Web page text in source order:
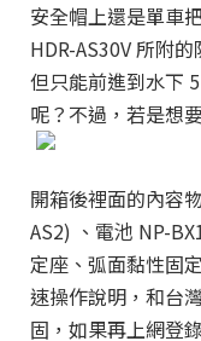
安全帽上還是單車
HDR-AS30V 所附
但只能前進到水下
呢？不過，若是想
開箱後裡面的內容
AS2) 、電池 NP-
定座、弧面黏性固
速操作說明，和台
固，如果再上網登